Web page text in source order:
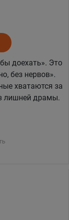
доехать». Это
без нервов».
хватаются за
лишней драмы.